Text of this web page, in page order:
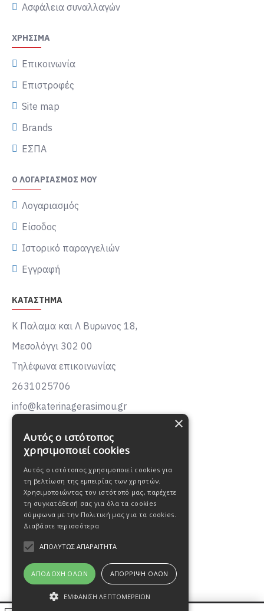
Ασφάλεια συναλλαγών
ΧΡΉΣΙΜΑ
Επικοινωνία
Επιστροφές
Site map
Brands
ΕΣΠΑ
Ο ΛΟΓΑΡΙΑΣΜΌΣ ΜΟΥ
Λογαριασμός
Είσοδος
Ιστορικό παραγγελιών
Εγγραφή
ΚΑΤΑΣΤΗΜΑ
Κ Παλαμα και Λ Βυρωνος 18,
Μεσολόγγι 302 00
Τηλέφωνα επικοινωνίας
2631025706
info@katerinagerasimou.gr
GERASIMOU
FASHION
×
Αυτός ο ιστότοπος
χρησιμοποιεί cookies
Αυτός ο ιστότοπος χρησιμοποιεί cookies για
τη βελτίωση της εμπειρίας των χρηστών.
Χρησιμοποιώντας τον ιστότοπό μας, παρέχετε
τη συγκατάθεσή σας για όλα τα cookies
σύμφωνα με την Πολιτική μας για τα cookies.
Διαβάστε περισσότερα
ΑΠΟΛΎΤΩΣ ΑΠΑΡΑΊΤΗΤΑ
ΑΠΟΔΟΧΉ ΌΛΩΝ ΑΠΌΡΡΙΨΗ ΌΛΩΝ
ΕΜΦΆΝΙΣΗ ΛΕΠΤΟΜΕΡΕΙΏΝ